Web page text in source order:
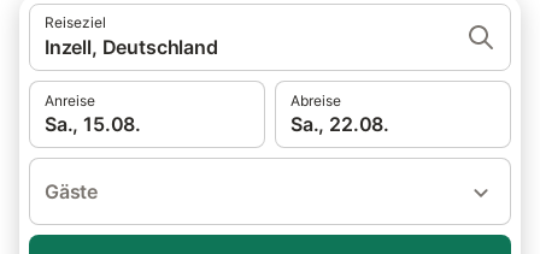
Reiseziel
Inzell, Deutschland
Anreise
Sa., 15.08.
Abreise
Sa., 22.08.
Gäste